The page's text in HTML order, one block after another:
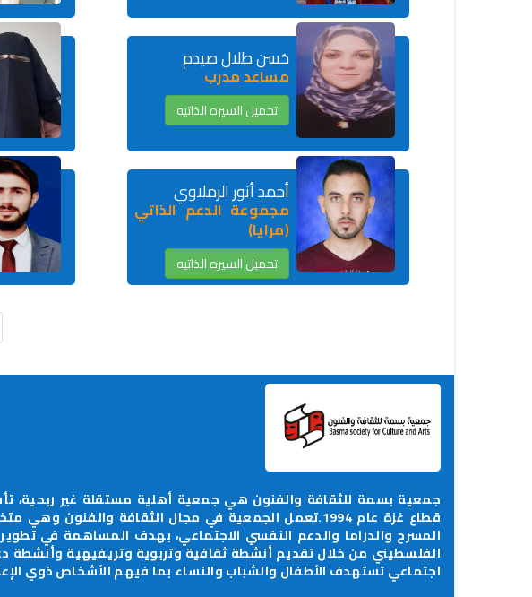
حُسن طلال صيدم
مساعد مدرب
تحميل السيره الذاتيه
أحمد أنور الرملاوي
مجموعة الدعم الذاتي
(مرايا)
تحميل السيره الذاتيه
جمعية بسمة للثقافة والفنون هي جمعية أهلية مستقلة غير ربحية،
قطاع غزة عام 1994.تعمل الجمعية في مجال الثقافة والفنون
المسرح والدراما والدعم النفسي الاجتماعي، بهدف المساهمة في
الفلسطيني من خلال تقديم أنشطة ثقافية وتربوية وتريفيهية وأنشطة
اجتماعي تستهدف الأطفال والشباب والنساء بما فيهم الأشخاص ذوي